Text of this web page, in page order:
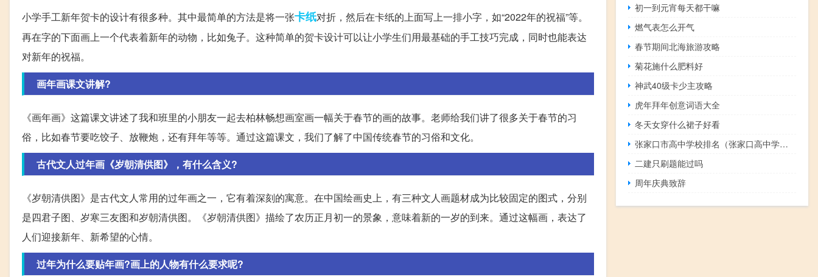
小学手工新年贺卡的设计有很多种。其中最简单的方法是将一张卡纸对折，然后在卡纸的上面写上一排小字，如“2022年的祝福”等。
再在字的下面画上一个代表着新年的动物，比如兔子。这种简单的贺卡设计可以让小学生们用最基础的手工技巧完成，同时也能表达
对新年的祝福。
画年画课文讲解?
《画年画》这篇课文讲述了我和班里的小朋友一起去柏林畅想画室画一幅关于春节的画的故事。老师给我们讲了很多关于春节的习
俗，比如春节要吃饺子、放鞭炮，还有拜年等等。通过这篇课文，我们了解了中国传统春节的习俗和文化。
古代文人过年画《岁朝清供图》，有什么含义?
《岁朝清供图》是古代文人常用的过年画之一，它有着深刻的寓意。在中国绘画史上，有三种文人画题材成为比较固定的图式，分别
是四君子图、岁寒三友图和岁朝清供图。《岁朝清供图》描绘了农历正月初一的景象，意味着新的一岁的到来。通过这幅画，表达了
人们迎接新年、新希望的心情。
过年为什么要贴年画?画上的人物有什么要求呢?
初一到元宵每天都干嘛
燃气表怎么开气
春节期间北海旅游攻略
菊花施什么肥料好
神武40级卡少主攻略
虎年拜年创意词语大全
冬天女穿什么裙子好看
张家口市高中学校排名（张家口高中学校排名）
二建只刷题能过吗
周年庆典致辞